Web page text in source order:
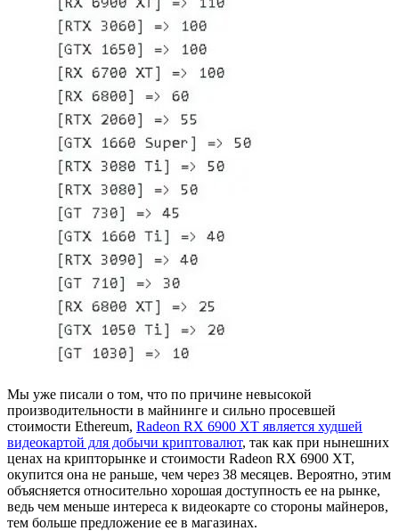
Мы уже писали о том, что по причине невысокой
производительности в майнинге и сильно просевшей
стоимости Ethereum, Radeon RX 6900 XT является худшей
видеокартой для добычи криптовалют, так как при нынешних
ценах на крипторынке и стоимости Radeon RX 6900 XT,
окупится она не раньше, чем через 38 месяцев. Вероятно, этим
объясняется относительно хорошая доступность ее на рынке,
ведь чем меньше интереса к видеокарте со стороны майнеров,
тем больше предложение ее в магазинах.